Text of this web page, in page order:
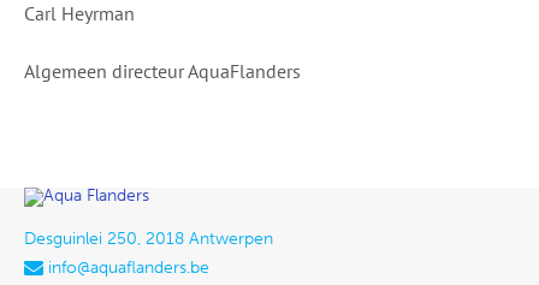
Carl Heyrman
Algemeen directeur AquaFlanders
Desguinlei 250, 2018 Antwerpen
info@aquaflanders.be